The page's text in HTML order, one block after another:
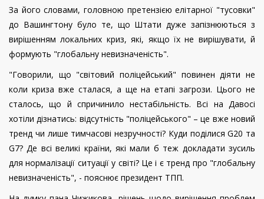
За його словами, головною претензією елітарної "тусовки"
до Вашингтону було те, що Штати дуже запізнюються з
вирішенням локальних криз, які, якщо їх не вирішувати, й
формують "глобальну невизначеність".
"Говорили, що "світовий поліцейський" повинен діяти не
коли криза вже сталася, а ще на етапі загрози. Цього не
сталось, що й спричинило нестабільність. Всі на Давосі
хотіли дізнатись: відсутність "поліцейського" – це вже новий
тренд чи лише тимчасові незручності? Куди поділися G20 та
G7? Де всі великі країни, які мали б теж докладати зусиль
для нормалізації ситуації у світі? Це і є тренд про "глобальну
невизначеність", - пояснює президент ТПП.